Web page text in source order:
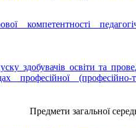
компетентності
здобувачів освіти та
професійної
загальної